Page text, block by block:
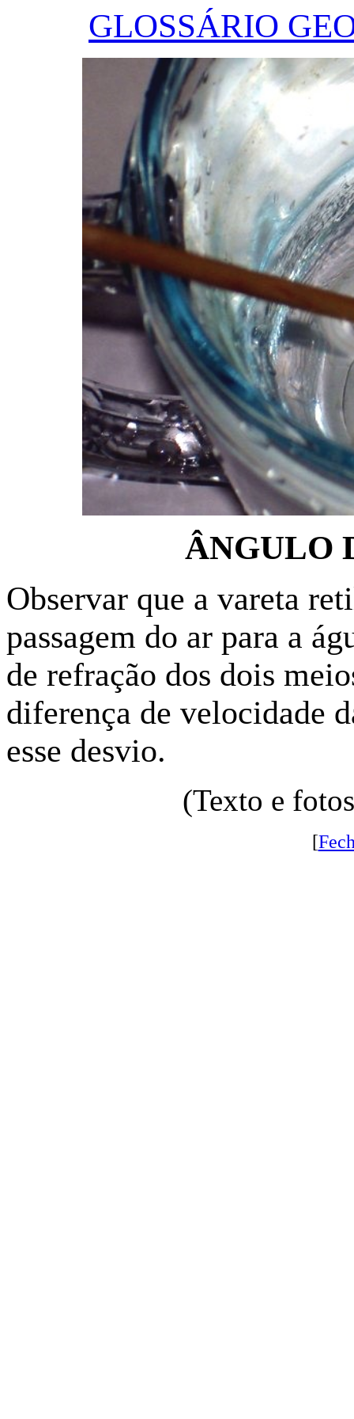
GLOSSÁRIO
ÂNGULO
Observar que a vareta
passagem do ar para a
de refração dos dois
diferença de velocidade
esse desvio.
(Texto e
[